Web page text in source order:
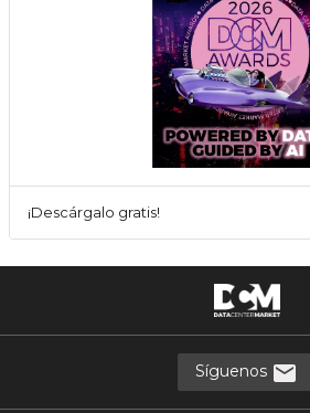
¡Descárgalo gratis!
Síguenos